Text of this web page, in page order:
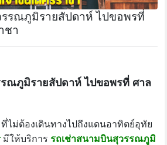
รณภูมิรายสัปดาห์ ไปขอพรที่
ชา
รณภูมิรายสัปดาห์ ไปขอพรที่ ศาล
ไม่ต้องเดินทางไปถึงแดนอาทิตย์อุทัย
มีให้บริการ รถเช่าสนามบินสุวรรณภูมิ